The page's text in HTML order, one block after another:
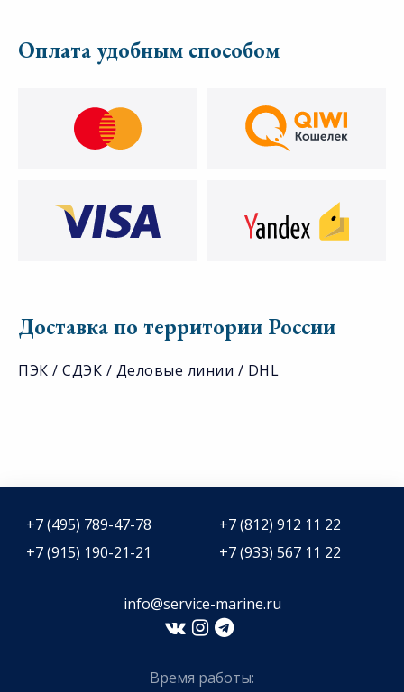
Оплата удобным способом
Доставка по территории России
ПЭК / СДЭК / Деловые линии / DHL
+7 (495) 789-47-78
+7 (812) 912 11 22
+7 (915) 190-21-21
+7 (933) 567 11 22
info@service-marine.ru​​
Время работы: